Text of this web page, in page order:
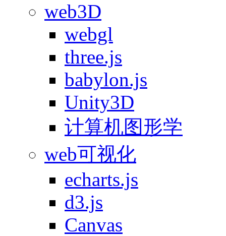
web3D
webgl
three.js
babylon.js
Unity3D
计算机图形学
web可视化
echarts.js
d3.js
Canvas